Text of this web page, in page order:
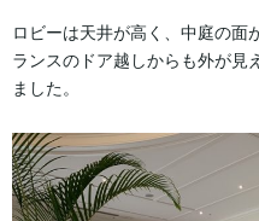
ロビーは天井が高く、中庭の面
ランスのドア越しからも外が見
ました。